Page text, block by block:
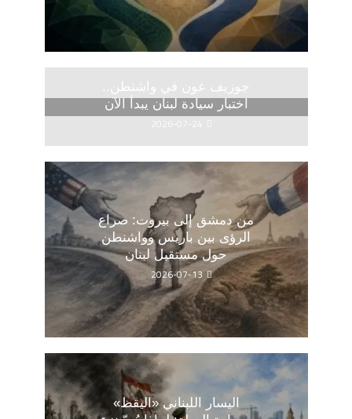
جوزيف عون في واشنطن..
اختبار سيادة لبنان يبدأ الآن
2026-07-24
من دمشق إلى بيروت: صراع
الرؤى بين باريس وواشنطن
حول مستقبل لبنان
2026-07-13
اليسار اللبناني «اليقظ»